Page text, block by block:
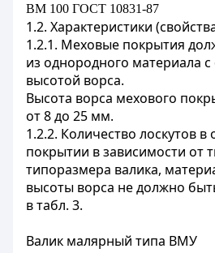
ВМ 100 ГОСТ 10831-87
1.2. Характеристики
1.2.1. Меховые покрытия
из однородного материала
высотой ворса.
Высота ворса мехового
от 8 до 25 мм.
1.2.2. Количество лоскутов
покрытии в зависимости от
типоразмера валика,
высоты ворса не должно
в табл. 3.
Валик малярный типа ВМУ